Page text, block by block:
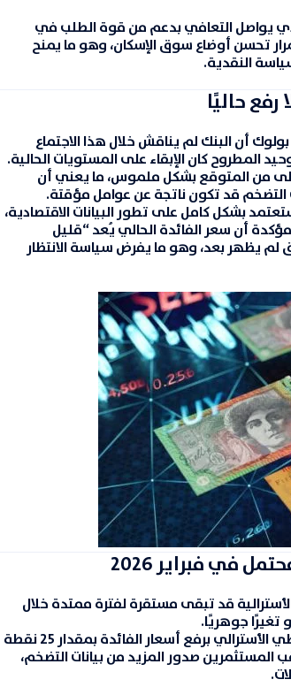
يواصل التعافي بدعم من قوة الطلب في
تحسن أوضاع سوق الإسكان، وهو ما يمنح
النقدية.
حاليًا
أن البنك لم يناقش خلال هذا الاجتماع
المطروح كانالإبقاء على المستويات الحالية.
من المتوقع بشكل ملموس، ما يعني أن
التضخم قد تكون ناتجة عن عوامل مؤقتة.
بشكل كامل على تطور البيانات الاقتصادية،
أن سعر الفائدة الحالي يُعد “قليل
لم يظهر بعد، وهو ما يفرض سياسةالانتظار
في فبراير 2026
قد تبقى مستقرة لفترة ممتدة خلال
الأسترالي برفع أسعار الفائدة بمقدار 25 نقطة
المستثمرين صدور المزيد من بيانات التضخم،